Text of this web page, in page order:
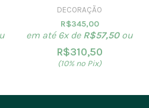
DECORAÇÃO
R$345,00
em até 6x de R$57,50ou
R$310,50
(10% no Pix)